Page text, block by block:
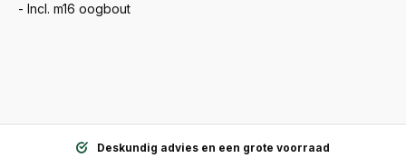
- Incl. m16 oogbout
Deskundig advies en een grote voorraad